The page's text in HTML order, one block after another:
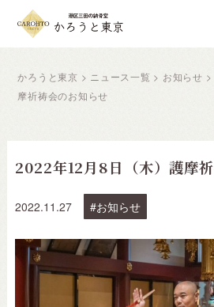
かろうと東京 > ニュース一覧 > お知らせ
摩祈祷会のお知らせ
2022年12月8日（木）護摩
2022.11.27 お知らせ